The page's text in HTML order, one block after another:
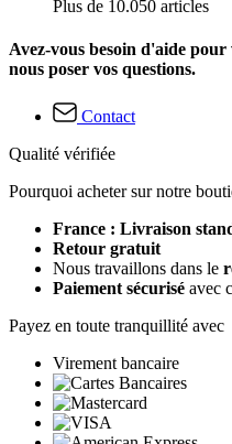
Plus de 10.050 articles
Avez-vous besoin d'aide
nous poser vos questions.
Contact
Qualité vérifiée
Pourquoi acheter sur notre
France : Livraison
Retour gratuit
Nous travaillons dans le
Paiement sécurisé avec
Payez en toute tranquillité avec
Virement bancaire